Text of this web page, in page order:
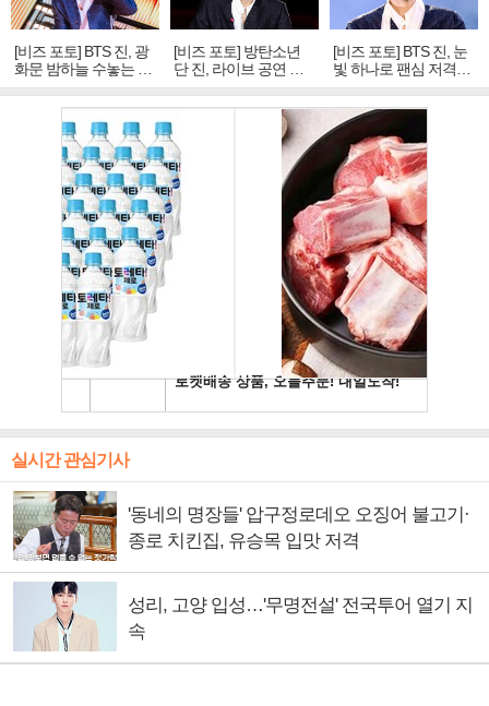
[비즈 포토] BTS 진, 광
화문 밤하늘 수놓는 '비
주얼 킹'의 열창
[비즈 포토] 방탄소년
단 진, 라이브 공연 중
빛나는 독보적 아우라
[비즈 포토] BTS 진, 눈
빛 하나로 팬심 저격…
독보적 카리스마
실시간 관심기사
'동네의 명장들' 압구정로데오 오징어 불고기·
종로 치킨집, 유승목 입맛 저격
성리, 고양 입성…'무명전설' 전국투어 열기 지
속